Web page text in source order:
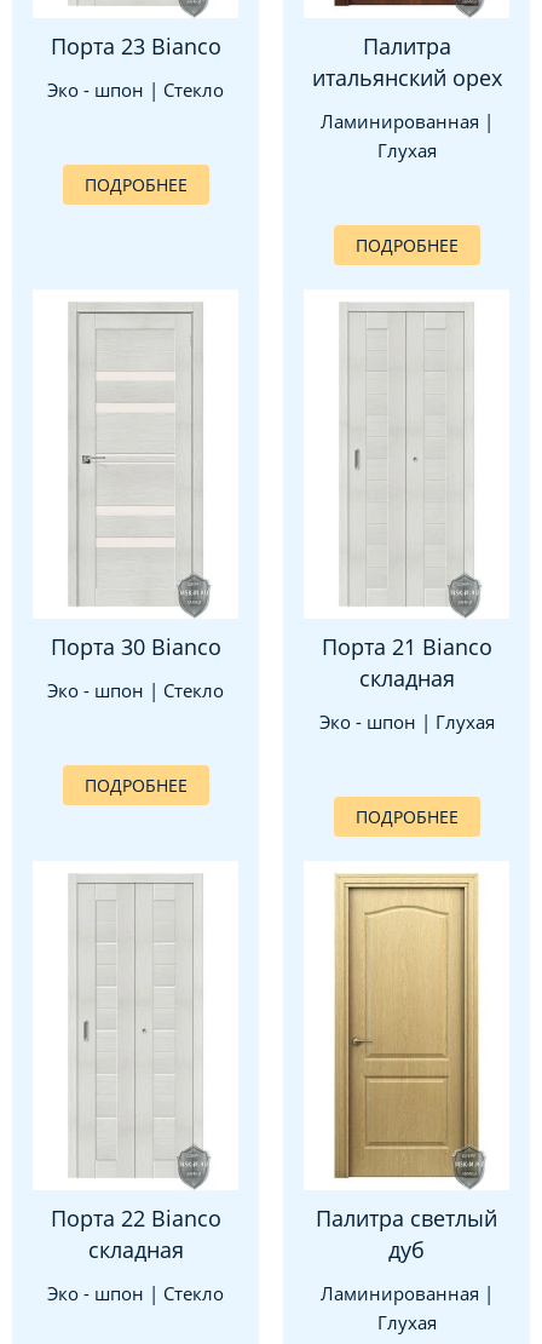
Порта 23 Bianco
Эко - шпон | Стекло
ПОДРОБНЕЕ
Палитра
итальянский орех
Ламинированная |
Глухая
ПОДРОБНЕЕ
Порта 30 Bianco
Эко - шпон | Стекло
ПОДРОБНЕЕ
Порта 21 Bianco
складная
Эко - шпон | Глухая
ПОДРОБНЕЕ
Порта 22 Bianco
складная
Эко - шпон | Стекло
Палитра светлый
дуб
Ламинированная |
Глухая